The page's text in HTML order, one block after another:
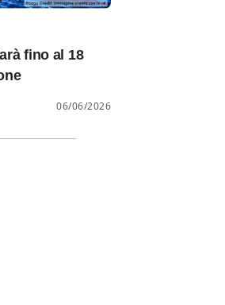
fino al 18
06/06/2026